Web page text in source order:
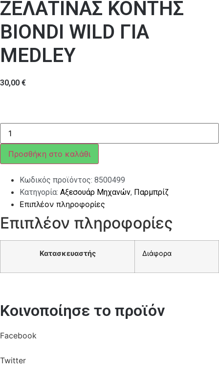
ΖΕΛΑΤΙΝΑΣ ΚΟΝΤΗΣ
BIONDI WILD ΓΙΑ
MEDLEY
30,00 €
ΚΙΤ
ΤΟΠΟΘΕΤΗΣΗΣ
ΖΕΛΑΤΙΝΑΣ
ΚΟΝΤΗΣ
BIONDI
WILD
MEDLEY
ποσότητα
Προσθήκη στο καλάθι
Κωδικός προϊόντος: 8500499
Κατηγορία: Αξεσουάρ Μηχανών, Παρμπρίζ
Επιπλέον πληροφορίες
Επιπλέον πληροφορίες
Κατασκευαστής Διάφορα
Κοινοποίησε το προϊόν
Facebook
Twitter